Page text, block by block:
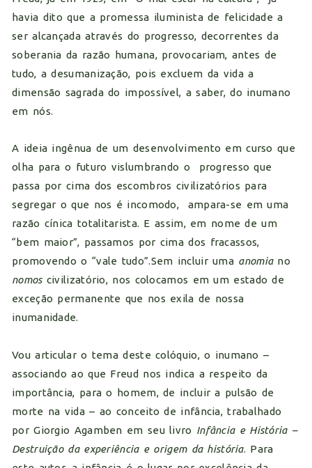
havia dito que a promessa iluminista de felicidade a
ser alcançada através do progresso, decorrentes da
soberania da razão humana, provocariam, antes de
tudo, a desumanização, pois excluem da vida a
dimensão sagrada do impossível, a saber, do inumano
em nós.
A ideia ingênua de um desenvolvimento em curso que
olha para o futuro vislumbrando o progresso que
passa por cima dos escombros civilizatórios para
segregar o que nos é incomodo, ampara-se em uma
razão cínica totalitarista. E assim, em nome de um
“bem maior”, passamos por cima dos fracassos,
promovendo o “vale tudo”.Sem incluir uma anomia no
nomoscivilizatório, nos colocamos em um estado de
exceção permanente que nos exila de nossa
inumanidade.
Vou articular o tema deste colóquio, o inumano –
associando ao que Freud nos indica a respeito da
importância, para o homem, de incluir a pulsão de
morte na vida – ao conceito de infância, trabalhado
por Giorgio Agamben em seu livro Infância e História –
Destruição da experiência e origem da história. Para